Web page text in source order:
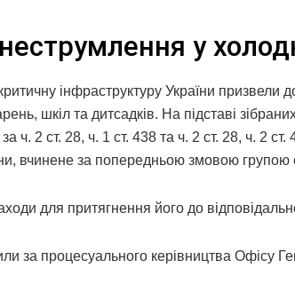
у
інфраструктуру України
шкіл та дитсадків. На підставі
ч. 2 ст. 28, ч. 1 ст. 438 та ч. 2 ст. 28, ч. 2
вчинене за попередньою змовою групою
для притягнення його до
за процесуального керівництва Офісу